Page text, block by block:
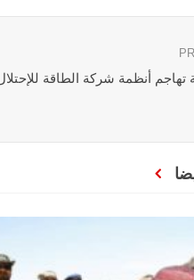
تهاجم أنظمة شركة الطاقة